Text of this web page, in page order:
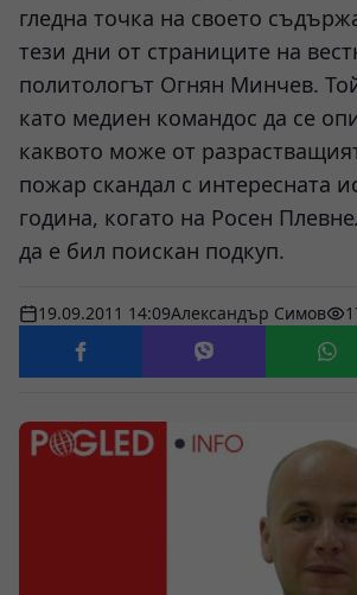
гледна точка на своето
тези дни от страниците на
политологът Огнян Минчев.
като медиен командос да се
каквото може от
пожар скандал с интересната
година, когато на Росен
да е бил поискан подкуп.
19.09.2011 14:09Александър Симов